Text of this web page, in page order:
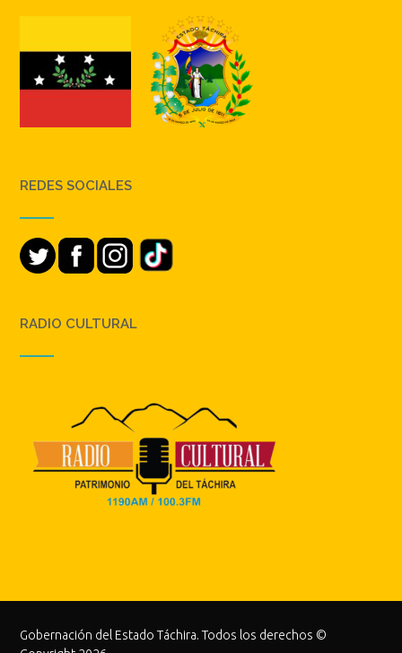
REDES SOCIALES
RADIO CULTURAL
Gobernación del Estado Táchira. Todos los derechos ©